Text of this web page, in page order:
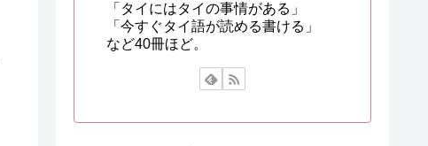
「タイにはタイの事情がある」
「今すぐタイ語が読める書ける」
など40冊ほど。